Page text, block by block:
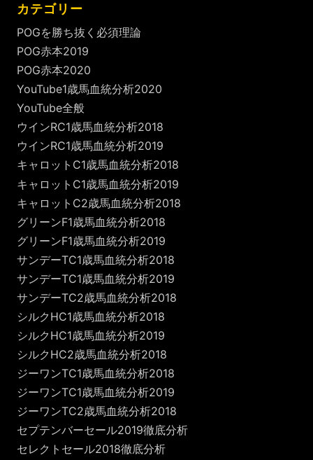
カテゴリー
POGを勝ち抜く必須理論
POG赤本2019
POG赤本2020
YouTube1歳馬血統分析2020
YouTube全般
ウインRC1歳馬血統分析2018
ウインRC1歳馬血統分析2019
キャロットC1歳馬血統分析2018
キャロットC1歳馬血統分析2019
キャロットC2歳馬血統分析2018
グリーンF1歳馬血統分析2018
グリーンF1歳馬血統分析2019
サンデーTC1歳馬血統分析2018
サンデーTC1歳馬血統分析2019
サンデーTC2歳馬血統分析2018
シルクHC1歳馬血統分析2018
シルクHC1歳馬血統分析2019
シルクHC2歳馬血統分析2018
ジーワンTC1歳馬血統分析2018
ジーワンTC1歳馬血統分析2019
ジーワンTC2歳馬血統分析2018
セプテンバーセール2019徹底分析
セレクトセール2018徹底分析